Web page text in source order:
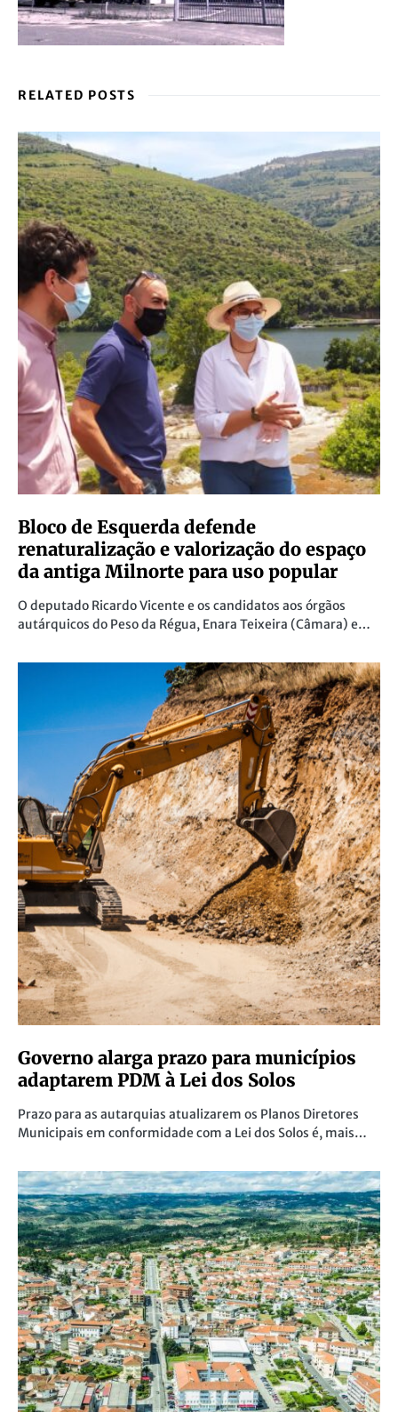
RELATED POSTS
Bloco de Esquerda defende
renaturalização e valorização do espaço
da antiga Milnorte para uso popular
O deputado Ricardo Vicente e os candidatos aos órgãos
autárquicos do Peso da Régua, Enara Teixeira (Câmara) e…
Governo alarga prazo para municípios
adaptarem PDM à Lei dos Solos
Prazo para as autarquias atualizarem os Planos Diretores
Municipais em conformidade com a Lei dos Solos é, mais…